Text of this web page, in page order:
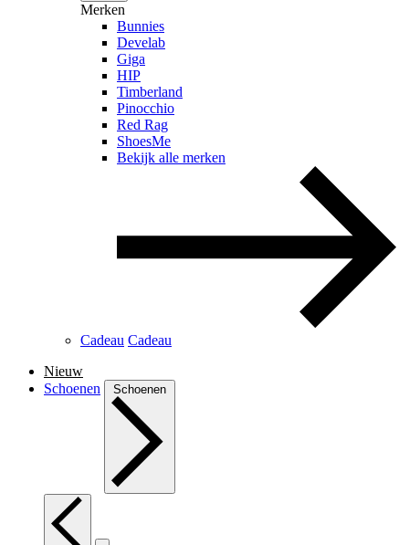
Merken
Bunnies
Develab
Giga
HIP
Timberland
Pinocchio
Red Rag
ShoesMe
Bekijk alle merken
Cadeau Cadeau
Nieuw
Schoenen
Schoenen